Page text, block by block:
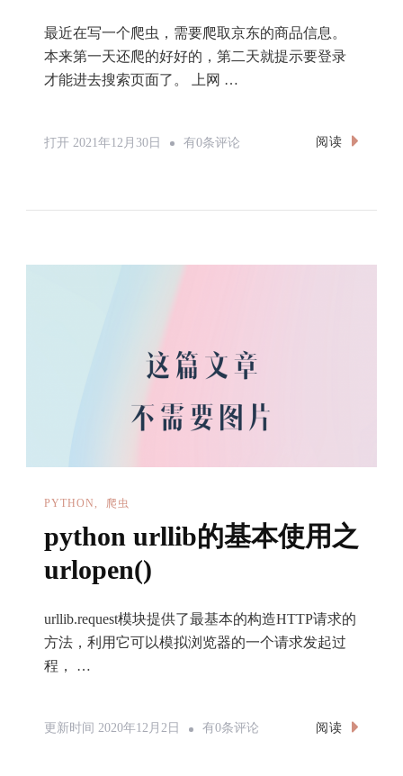
最近在写一个爬虫，需要爬取京东的商品信息。
本来第一天还爬的好好的，第二天就提示要登录
才能进去搜索页面了。 上网 …
打开 2021年12月30日
Selenium
动
登
录
有0条评论 阅读
PYTHON 爬虫
python urllib的基本使用之
urlopen()
urllib.request模块提供了最基本的构造HTTP请求的
方法，利用它可以模拟浏览器的一个请求发起过
程， …
更新时间 2020年12月2日
Python
有0条评论 阅读